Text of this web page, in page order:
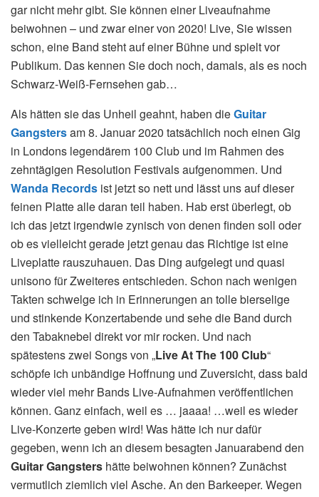
gar nicht mehr gibt. Sie können einer Liveaufnahme
beiwohnen – und zwar einer von 2020! Live, Sie wissen
schon, eine Band steht auf einer Bühne und spielt vor
Publikum. Das kennen Sie doch noch, damals, als es noch
Schwarz-Weiß-Fernsehen gab…
Als hätten sie das Unheil geahnt, haben dieGuitar
Gangstersam 8. Januar 2020 tatsächlich noch einen Gig
in Londons legendärem 100 Club und im Rahmen des
zehntägigen Resolution Festivals aufgenommen. Und
Wanda Records ist jetzt so nett und lässt uns auf dieser
feinen Platte alle daran teil haben. Hab erst überlegt, ob
ich das jetzt irgendwie zynisch von denen finden soll oder
ob es vielleicht gerade jetzt genau das Richtige ist eine
Liveplatte rauszuhauen. Das Ding aufgelegt und quasi
unisono für Zweiteres entschieden. Schon nach wenigen
Takten schwelge ich in Erinnerungen an tolle bierselige
und stinkende Konzertabende und sehe die Band durch
den Tabaknebel direkt vor mir rocken. Und nach
spätestens zwei Songs von „Live At The 100 Club“
schöpfe ich unbändige Hoffnung und Zuversicht, dass bald
wieder viel mehr Bands Live-Aufnahmen veröffentlichen
können. Ganz einfach, weil es … jaaaa! …weil es wieder
Live-Konzerte geben wird! Was hätte ich nur dafür
gegeben, wenn ich an diesem besagten Januarabend den
Guitar Gangsters hätte beiwohnen können? Zunächst
vermutlich ziemlich viel Asche. An den Barkeeper. Wegen